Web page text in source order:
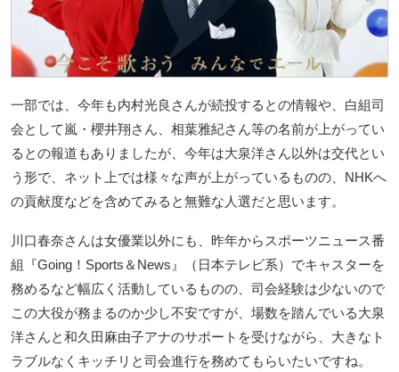
一部では、今年も内村光良さんが続投するとの情報や、白組司
会として嵐・櫻井翔さん、相葉雅紀さん等の名前が上がってい
るとの報道もありましたが、今年は大泉洋さん以外は交代とい
う形で、ネット上では様々な声が上がっているものの、NHKへ
の貢献度などを含めてみると無難な人選だと思います。
川口春奈さんは女優業以外にも、昨年からスポーツニュース番
組『Going！Sports＆News』（日本テレビ系）でキャスターを
務めるなど幅広く活動しているものの、司会経験は少ないので
この大役が務まるのか少し不安ですが、場数を踏んでいる大泉
洋さんと和久田麻由子アナのサポートを受けながら、大きなト
ラブルなくキッチリと司会進行を務めてもらいたいですね。